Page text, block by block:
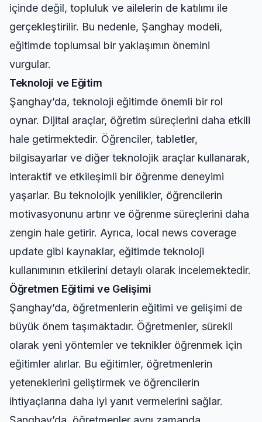
içinde değil, topluluk ve ailelerin de katılımı ile
gerçekleştirilir. Bu nedenle, Şanghay modeli,
eğitimde toplumsal bir yaklaşımın önemini
vurgular.
Teknoloji ve Eğitim
Şanghay’da, teknoloji eğitimde önemli bir rol
oynar. Dijital araçlar, öğretim süreçlerini daha etkili
hale getirmektedir. Öğrenciler, tabletler,
bilgisayarlar ve diğer teknolojik araçlar kullanarak,
interaktif ve etkileşimli bir öğrenme deneyimi
yaşarlar. Bu teknolojik yenilikler, öğrencilerin
motivasyonunu artırır ve öğrenme süreçlerini daha
zengin hale getirir. Ayrıca, local news coverage
update gibi kaynaklar, eğitimde teknoloji
kullanımının etkilerini detaylı olarak incelemektedir.
Öğretmen Eğitimi ve Gelişimi
Şanghay’da, öğretmenlerin eğitimi ve gelişimi de
büyük önem taşımaktadır. Öğretmenler, sürekli
olarak yeni yöntemler ve teknikler öğrenmek için
eğitimler alırlar. Bu eğitimler, öğretmenlerin
yeteneklerini geliştirmek ve öğrencilerin
ihtiyaçlarına daha iyi yanıt vermelerini sağlar.